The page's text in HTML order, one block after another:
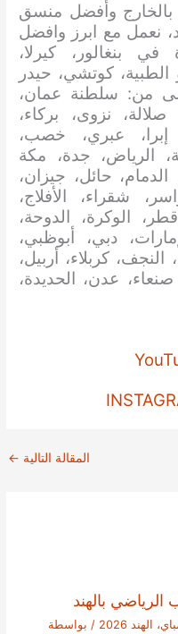
بالخارج وأفضل منسق
نعمل مع ابرز وافضل
بنغالور، كيرلا،
الطبية، كوتشي، حيدر
من: سلطنة عمان،
نزوى، بركاء،
إبرا، عبري، خصب،
الرياض، جدة، مكة
الدمام، حائل، جيزان،
شقراء، الأفلاج،
الوكرة، الدوحة،
دبي، أبوظبي،
النجف، كربلاء، أربيل،
صنعاء، عدن، الحديدة،
المقالة التالية ←
بالهند
2026
/ بواسطة